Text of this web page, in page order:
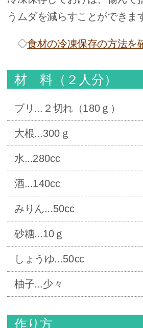
うムダを減らすことができま
◇食材の冷凍保存の方法を
材 料（２人分）
ブリ...２切れ（180ｇ）
大根...300ｇ
水...280cc
酒...140cc
みりん...50cc
砂糖...10ｇ
しょうゆ...50cc
柚子...少々
作り方